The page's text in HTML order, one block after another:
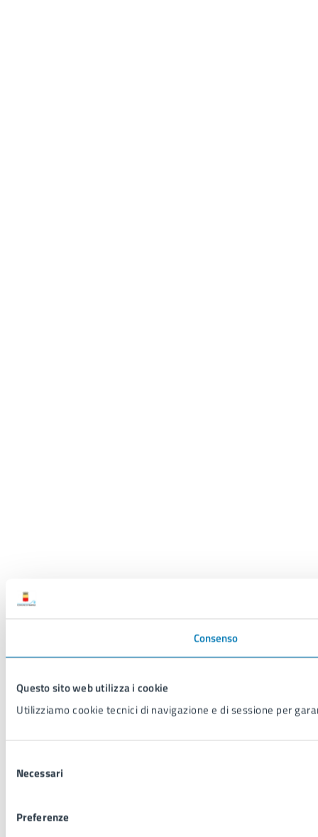
Consenso
Questo sito web utilizza i cookie
Utilizziamo cookie tecnici di navigazione e di sessione per
delNecessari
Preferenze